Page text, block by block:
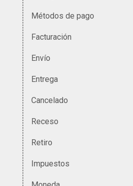
Métodos de pago
Facturación
Envío
Entrega
Cancelado
Receso
Retiro
Impuestos